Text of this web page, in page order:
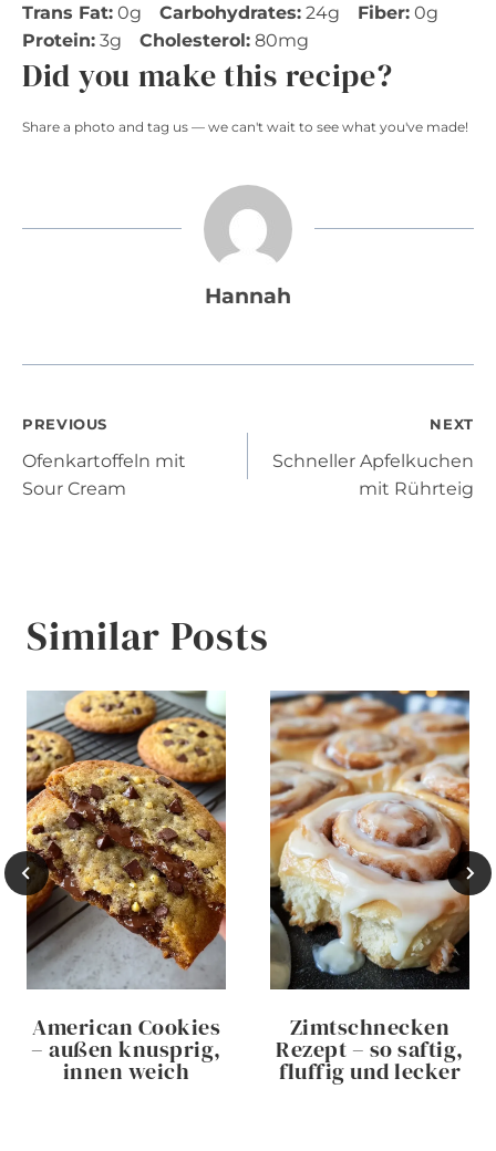
Trans Fat: 0g Carbohydrates: 24g Fiber: 0g
Protein: 3g Cholesterol: 80mg
Did you make this recipe?
Share a photo and tag us — we can't wait to see what you've made!
Hannah
Post
navigation
PREVIOUS
Ofenkartoffeln mit
Sour Cream
NEXT
Schneller Apfelkuchen
mit Rührteig
Similar Posts
American Cookies
– außen knusprig,
innen weich
Zimtschnecken
Rezept – so saftig,
fluffig und lecker